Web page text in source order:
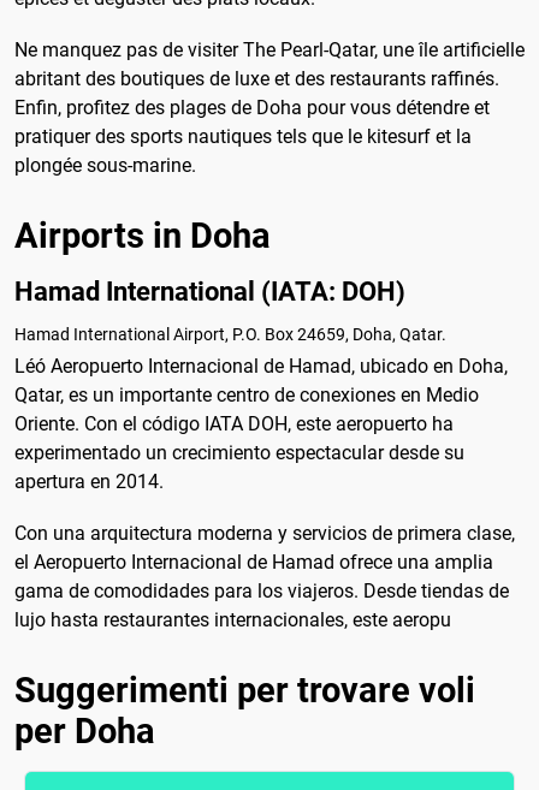
Ne manquez pas de visiter The Pearl-Qatar, une île artificielle
abritant des boutiques de luxe et des restaurants raffinés.
Enfin, profitez des plages de Doha pour vous détendre et
pratiquer des sports nautiques tels que le kitesurf et la
plongée sous-marine.
Airports in Doha
Hamad International (IATA: DOH)
Hamad International Airport, P.O. Box 24659, Doha, Qatar.
Léó Aeropuerto Internacional de Hamad, ubicado en Doha,
Qatar, es un importante centro de conexiones en Medio
Oriente. Con el código IATA DOH, este aeropuerto ha
experimentado un crecimiento espectacular desde su
apertura en 2014.
Con una arquitectura moderna y servicios de primera clase,
el Aeropuerto Internacional de Hamad ofrece una amplia
gama de comodidades para los viajeros. Desde tiendas de
lujo hasta restaurantes internacionales, este aeropu
Suggerimenti per trovare voli
per Doha